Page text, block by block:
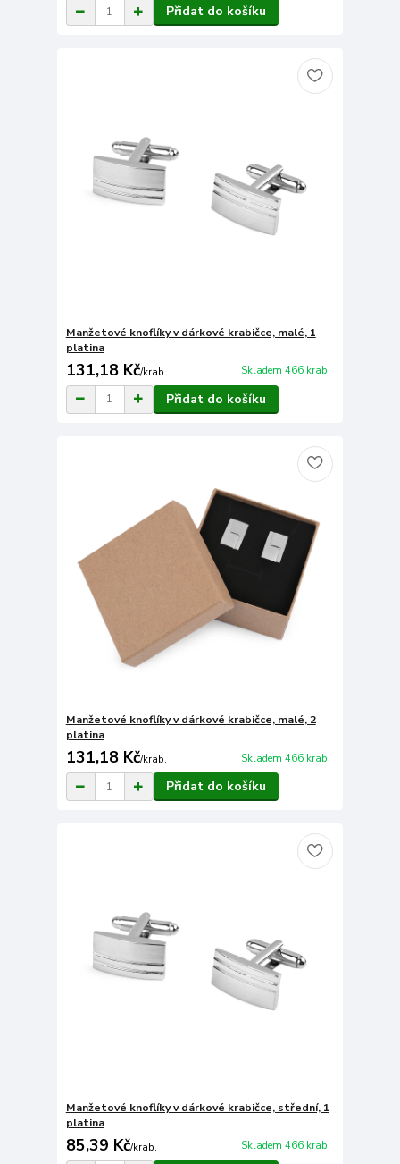
Přidat do košíku
Manžetové knoflíky v dárkové krabičce, malé, 1
platina
131,18 Kč/krab. Skladem 466 krab.
Přidat do košíku
Manžetové knoflíky v dárkové krabičce, malé, 2
platina
131,18 Kč/krab. Skladem 466 krab.
Přidat do košíku
Manžetové knoflíky v dárkové krabičce, střední, 1
platina
85,39 Kč/krab. Skladem 466 krab.